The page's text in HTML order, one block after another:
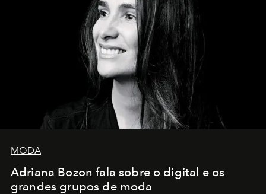
MODA
Adriana Bozon fala sobre o digital e os
grandes grupos de moda